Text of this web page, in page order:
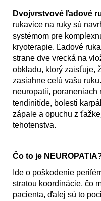
Dvojvrstvové ľadové
rukavice na ruky sú
systémom pre
kryoterapie. Ľadové
strane dve vrecká na
obkladu, ktorý zaisťuje,
zasiahne celú vašu
neuropatii, poraneniach
tendinitíde, bolesti
zápale a opuchu z
tehotenstva.
Čo to je
Ide o poškodenie
stratou koordinácie, čo
pacienta, ďalej sú to